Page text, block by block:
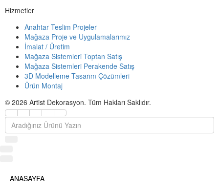
Hizmetler
Anahtar Teslim Projeler
Mağaza Proje ve Uygulamalarımız
İmalat / Üretim
Mağaza Sistemleri Toptan Satış
Mağaza Sistemleri Perakende Satış
3D Modelleme Tasarım Çözümleri
Ürün Montaj
© 2026 Artist Dekorasyon. Tüm Hakları Saklıdır.
ANASAYFA